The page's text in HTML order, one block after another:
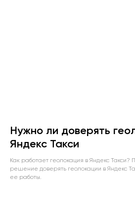
Нужно ли доверять
Яндекс Такси
Как работает геолокация в Яндекс
решение доверять геолокации в Яндекс
ее работы.